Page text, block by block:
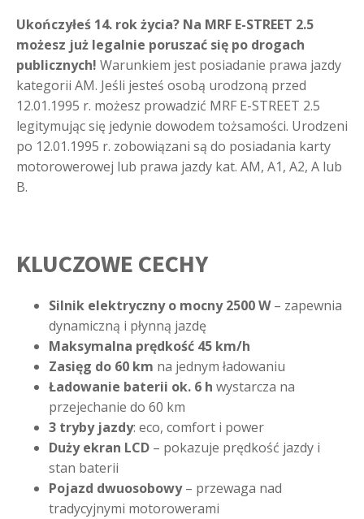
Ukończyłeś 14. rok życia? Na MRF E-STREET 2.5
możesz już legalnie poruszać się po drogach
publicznych! Warunkiem jest posiadanie prawa jazdy
kategorii AM. Jeśli jesteś osobą urodzoną przed
12.01.1995 r. możesz prowadzić MRF E-STREET 2.5
legitymując się jedynie dowodem tożsamości. Urodzeni
po 12.01.1995 r. zobowiązani są do posiadania karty
motorowerowej lub prawa jazdy kat. AM, A1, A2, A lub
B.
KLUCZOWE CECHY
Silnik elektryczny o mocny 2500 W– zapewnia
dynamiczną i płynną jazdę
Maksymalna prędkość 45 km/h
Zasięg do 60 km na jednym ładowaniu
Ładowanie baterii ok. 6 h wystarcza na
przejechanie do 60 km
3 tryby jazdy: eco, comfort i power
Duży ekran LCD – pokazuje prędkość jazdy i
stan baterii
Pojazd dwuosobowy– przewaga nad
tradycyjnymi motorowerami